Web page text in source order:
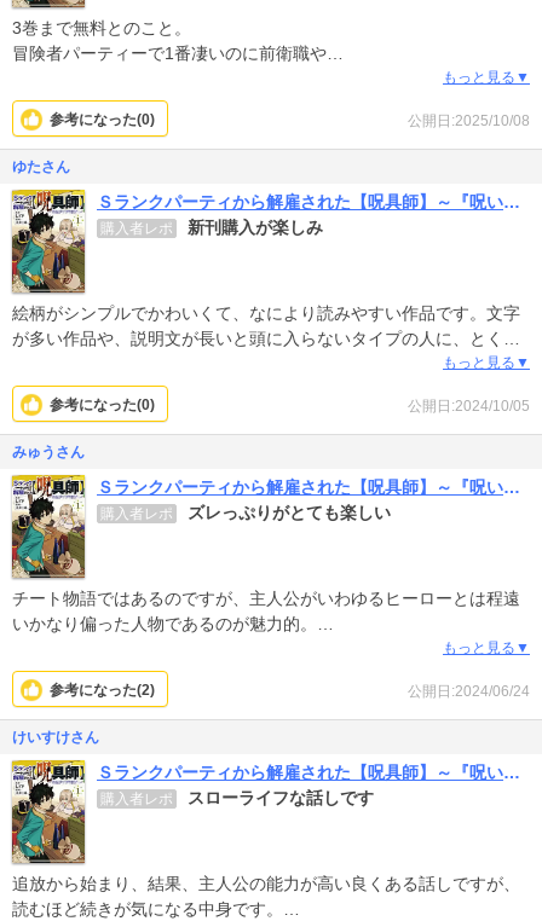
3巻まで無料とのこと。
冒険者パーティーで1番凄いのに前衛職や
うんうん。好きなジャンルだけど結構見てるからね。
1巻目でん？ちょっと絵柄が気に入らないかな？？
でも残り2巻あるから見てみよう………………
で残り一気買い（笑）
追放系はみんな追放される人が出来るし良い人なんだけどこの主人
公はなんか鈍すぎて好きなものに夢中になりすぎて面白い。センス
ないし（笑）
男性向け？にあるハーレム展開も全く気にならない。
次々と女性キャラが出てくるわけでもないし出てくる女の子たちみ
んな応援したくなるタイプ。
取り敢えず3巻まで無料ありがとう。
久々楽しい漫画に出会えました
もっと見る▼
公開日:2025/10/08
参考になった(0)
ゆたさん
Ｓランクパーティから解雇された【呪具師】～『呪いのアイテム』しか作れませんが、その性能はアーティファクト級なり……！～
購入者レポ 新刊購入が楽しみ
絵柄がシンプルでかわいくて、なにより読みやすい作品です。文字
が多い作品や、説明文が長いと頭に入らないタイプの人に、とくに
女性陣が強く美しく書かれており、その女性たちを思いもよらない
方法で助ける主人公。ま、ゲイルだもんね…と思いながら読み進
め、いつの間にか全巻購入していました。最新刊を読んだんです
が、もう次が待ち遠しいです！
もっと見る▼
公開日:2024/10/05
参考になった(0)
みゅうさん
Ｓランクパーティから解雇された【呪具師】～『呪いのアイテム』しか作れませんが、その性能はアーティファクト級なり……！～
購入者レポ ズレっぷりがとても楽しい
チート物語ではあるのですが、主人公がいわゆるヒーローとは程遠
いかなり偏った人物であるのが魅力的。
呪いの道具作る主人公と世間のズレっぷりがよいです。ひたすらオ
タッキーに呪道具を作りまくる主人公。好きな事に没頭するあま
り、チートな呪道具が次々出来上がりますが、野心とは程遠いゆえ
自覚なく、世間の評判との乖離が次々色んな事態を起こしてあんな
事やこんなことに。話の展開も飽きさせません。次は何をやらかし
てくれるのか楽しみです。いくつかある低評価が納得いきません。
もっと見る▼
公開日:2024/06/24
参考になった(2)
けいすけさん
Ｓランクパーティから解雇された【呪具師】～『呪いのアイテム』しか作れませんが、その性能はアーティファクト級なり……！～
購入者レポ スローライフな話しです
追放から始まり、結果、主人公の能力が高い良くある話しですが、
読むほど続きが気になる中身です。